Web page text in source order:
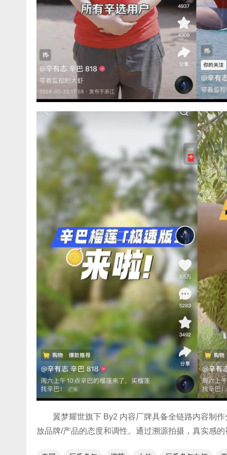
翼梦耀世旗下 By2 内容厂牌具备全链路内容制
放品牌/产品的态度和调性。通过溯源拍摄，真实感